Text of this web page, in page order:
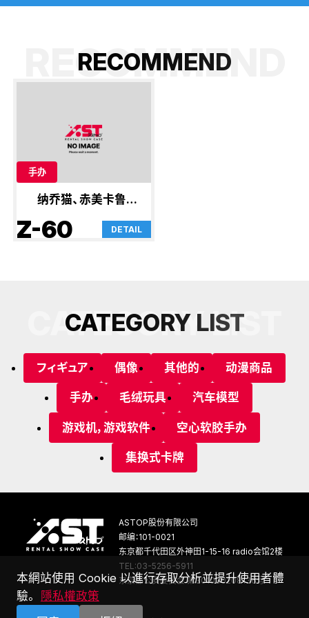
RECOMMEND
RECOMMEND
手办
纳乔猫、赤美卡鲁比
等
Z-60 DETAIL
CATEGORY LIST
CATEGORY LIST
フィギュア 偶像 其他的 动漫商品
手办 毛绒玩具 汽车模型
游戏机，游戏软件 空心软胶手办
集换式卡牌
ASTOP股份有限公司
邮编：101-0021
东京都千代田区外神田1-15-16 radio会馆2楼
TEL:03-5256-5911
东京都公安委员会 第301030208136号
本網站使用 Cookie 以進行存取分析並提升使用者體
驗。
隱私權政策